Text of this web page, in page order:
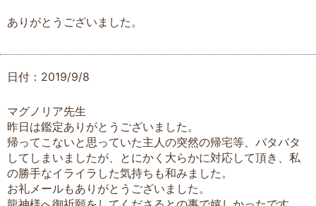
ありがとうございました。
日付：2019/9/8
マグノリア先生
昨日は鑑定ありがとうございました。
帰ってこないと思っていた主人の突然の帰宅等、バタバタ
してしまいましたが、とにかく大らかに対応して頂き、私
の勝手なイライラした気持ちも和みました。
お礼メールもありがとうございました。